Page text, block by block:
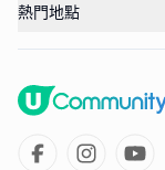
熱門地點